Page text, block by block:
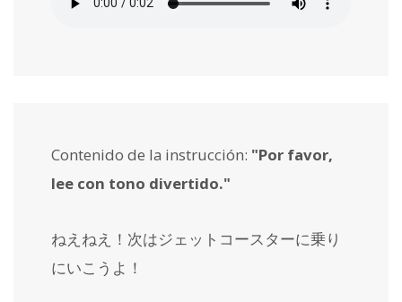
Contenido de la instrucción: "Por favor,
lee con tono divertido."
ねえねえ！次はジェットコースターに乗り
にいこうよ！